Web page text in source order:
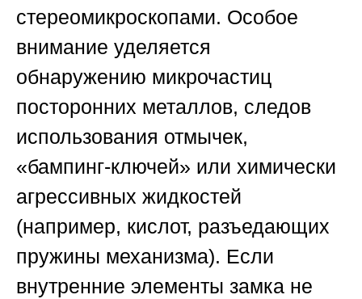
стереомикроскопами. Особое
внимание уделяется
обнаружению микрочастиц
посторонних металлов, следов
использования отмычек,
«бампинг-ключей» или химически
агрессивных жидкостей
(например, кислот, разъедающих
пружины механизма). Если
внутренние элементы замка не